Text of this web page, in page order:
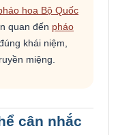
hoa Bộ Quốc
quan đến pháo
khái niệm,
miệng.
cân nhắc